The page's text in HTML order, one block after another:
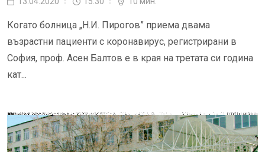
Когато болница „Н.И. Пирогов” приема двама
възрастни пациенти с коронавирус, регистрирани в
София, проф. Асен Балтов е в края на третата си година
кат...